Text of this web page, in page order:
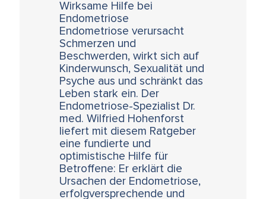
Wirksame Hilfe bei
Endometriose
Endometriose verursacht
Schmerzen und
Beschwerden, wirkt sich auf
Kinderwunsch, Sexualität und
Psyche aus und schränkt das
Leben stark ein. Der
Endometriose-Spezialist Dr.
med. Wilfried Hohenforst
liefert mit diesem Ratgeber
eine fundierte und
optimistische Hilfe für
Betroffene: Er erklärt die
Ursachen der Endometriose,
erfolgversprechende und